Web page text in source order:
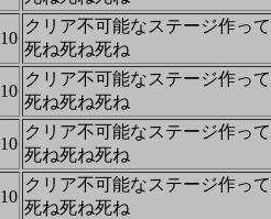
10
クリア不可能なステージ作っ
死ね死ね死ね
10
クリア不可能なステージ作っ
死ね死ね死ね
10
クリア不可能なステージ作っ
死ね死ね死ね
10
クリア不可能なステージ作っ
死ね死ね死ね